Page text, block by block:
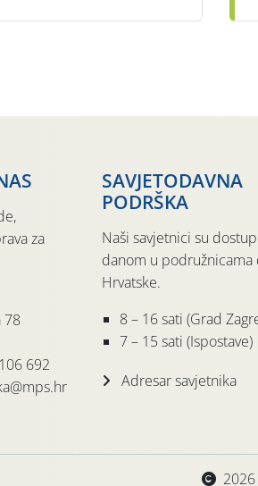
za
78
692
SAVJETODAVNA
PODRŠKA
Naši savjetnici su
danom u podružnicama
Hrvatske.
8 – 16 sati (Grad
7 – 15 sati (Ispostave)
Adresar savjetnika